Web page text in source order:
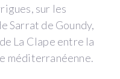
sur les
Sarrat de Goundy,
La Clape entre la
méditerranéenne.